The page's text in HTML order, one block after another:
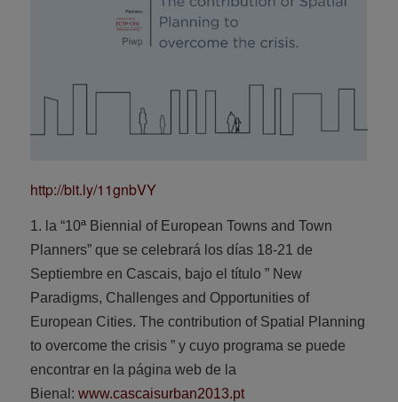
http://bit.ly/11gnbVY
1. la “10ª Biennial of European Towns and Town
Planners” que se celebrará los días 18-21 de
Septiembre en Cascais, bajo el título ” New
Paradigms, Challenges and Opportunities of
European Cities. The contribution of Spatial Planning
to overcome the crisis ” y cuyo programa se puede
encontrar en la página web de la
Bienal: www.cascaisurban2013.pt